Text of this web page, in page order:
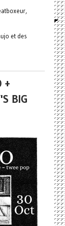
et des
+
BIG